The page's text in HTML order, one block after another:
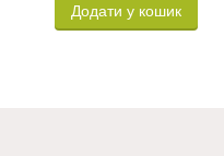
Додати у кошик